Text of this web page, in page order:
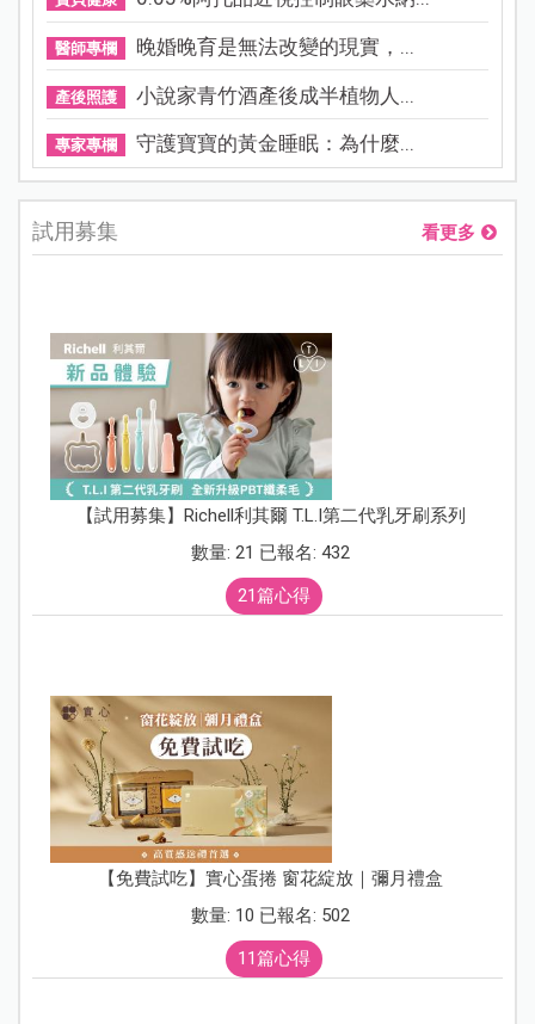
醫師專欄 晚婚晚育是無法改變的現實，...
產後照護 小說家青竹酒產後成半植物人...
專家專欄 守護寶寶的黃金睡眠：為什麼...
試用募集 看更多
【試用募集】Richell利其爾 T.L.I第二代乳牙刷系列
數量: 21 已報名: 432
21篇心得
【免費試吃】實心蛋捲 窗花綻放｜彌月禮盒
數量: 10 已報名: 502
11篇心得